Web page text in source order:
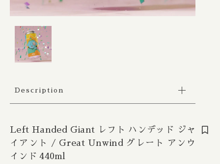
Description
Left Handed Giant レフト ハンデッド ジャ
イアント / Great Unwind グレート アンウ
インド 440ml
Bellwoods / ベルウッズ
Germany / ドイツ
Netherlands / オランダ
並び順